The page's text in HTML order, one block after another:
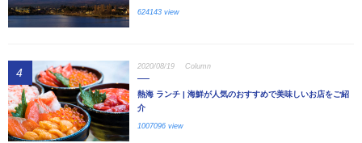
624143 view
4 2020/08/19 Column
熱海 ランチ | 海鮮が人気のおすすめで美味しいお店をご紹
介
1007096 view